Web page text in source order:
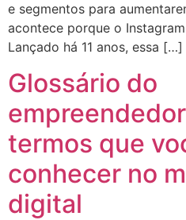
e segmentos para
acontece porque o
Lançado há 11 anos, essa […]
Glossário do
termos que
conhecer no
digital